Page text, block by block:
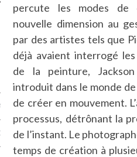
CARAVELLE
PODCAST
percute les modes de
nouvelle dimension au
par des artistes tels que
déjà avaient interrogé
de la peinture,
introduit dans le monde de
de créer en mouvement.
processus, détrônant la
de l’instant. Le
temps de création à